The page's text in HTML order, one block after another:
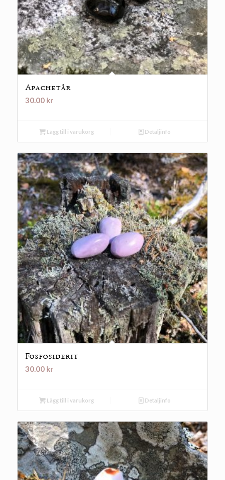
Apachetår
30.00 kr
Lägg till i varukorg Detaljinfo
Fosfosiderit
30.00 kr
Lägg till i varukorg Detaljinfo